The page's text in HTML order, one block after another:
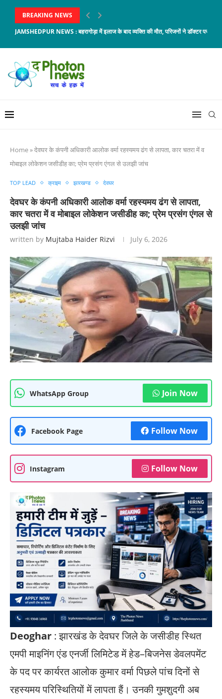
BREAKING NEWS
JAMSHEDPUR NEWS : बहरागोड़ा में इलाज के बाद व्यक्ति की मौत, परिजनों ने डॉक्टर पर...
Home»देवघर के कंपनी अधिकारी आलोक वर्मा रहस्यमय ढंग से लापता, कार चतरा में व
मोबाइल लोकेशन जसीडीह का; प्रेम प्रसंग एंगल से उलझी जांच
TOP LEAD क्राइम झारखण्ड देवघर
देवघर के कंपनी अधिकारी आलोक वर्मा रहस्यमय ढंग से लापता,
कार चतरा में व मोबाइल लोकेशन जसीडीह का; प्रेम प्रसंग एंगल से
उलझी जांच
written by Mujtaba Haider Rizvi July 6, 2026
WhatsApp Group Join Now
Facebook Page Follow Now
Instagram Follow Now
Deoghar : झारखंड के देवघर जिले के जसीडीह स्थित
एमपी माइनिंग एंड एनर्जी लिमिटेड में हेड–बिजनेस डेवलपमेंट
के पद पर कार्यरत आलोक कुमार वर्मा पिछले पांच दिनों से
रहस्यमय परिस्थितियों में लापता हैं। उनकी गुमशुदगी अब